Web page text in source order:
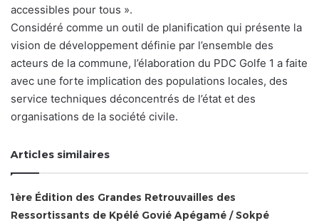
accessibles pour tous ».
Considéré comme un outil de planification qui présente la
vision de développement définie par l’ensemble des
acteurs de la commune, l’élaboration du PDC Golfe 1 a faite
avec une forte implication des populations locales, des
service techniques déconcentrés de l’état et des
organisations de la société civile.
Articles similaires
1ère Édition des Grandes Retrouvailles des
Ressortissants de Kpélé Govié Apégamé / Sokpé